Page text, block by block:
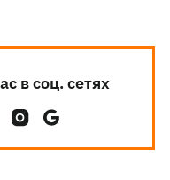
в соц. сетях